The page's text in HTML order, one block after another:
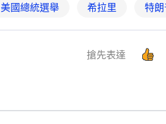
美國總統選舉 希拉里 特
搶先表達